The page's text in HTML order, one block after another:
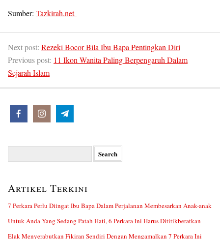
Sumber: Tazkirah.net
Next post: Rezeki Bocor Bila Ibu Bapa Pentingkan Diri
Previous post: 11 Ikon Wanita Paling Berpengaruh Dalam
Sejarah Islam
Artikel Terkini
7 Perkara Perlu Diingat Ibu Bapa Dalam Perjalanan Membesarkan Anak-anak
Untuk Anda Yang Sedang Patah Hati, 6 Perkara Ini Harus Dititikberatkan
Elak Menyerabutkan Fikiran Sendiri Dengan Mengamalkan 7 Perkara Ini